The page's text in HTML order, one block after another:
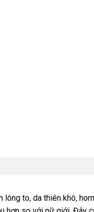
lông to, da thiên khô,